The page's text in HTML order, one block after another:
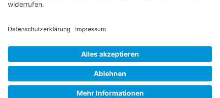
kontakt@svg-nrw.de
RECHTLICHES
Impressum
AGB
Widerruf
© 2026 gutachter-suche.com · SVG Euro-Zert GmbH